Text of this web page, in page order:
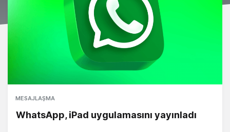
MESAJLAŞMA
WhatsApp, iPad uygulamasını yayınladı